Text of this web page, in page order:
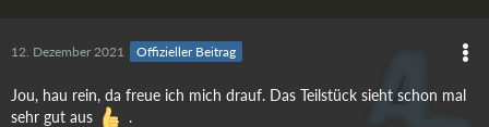
12. Dezember 2021 Offizieller Beitrag
Jou, hau rein, da freue ich mich drauf. Das Teilstück sieht schon mal
sehr gut aus
.